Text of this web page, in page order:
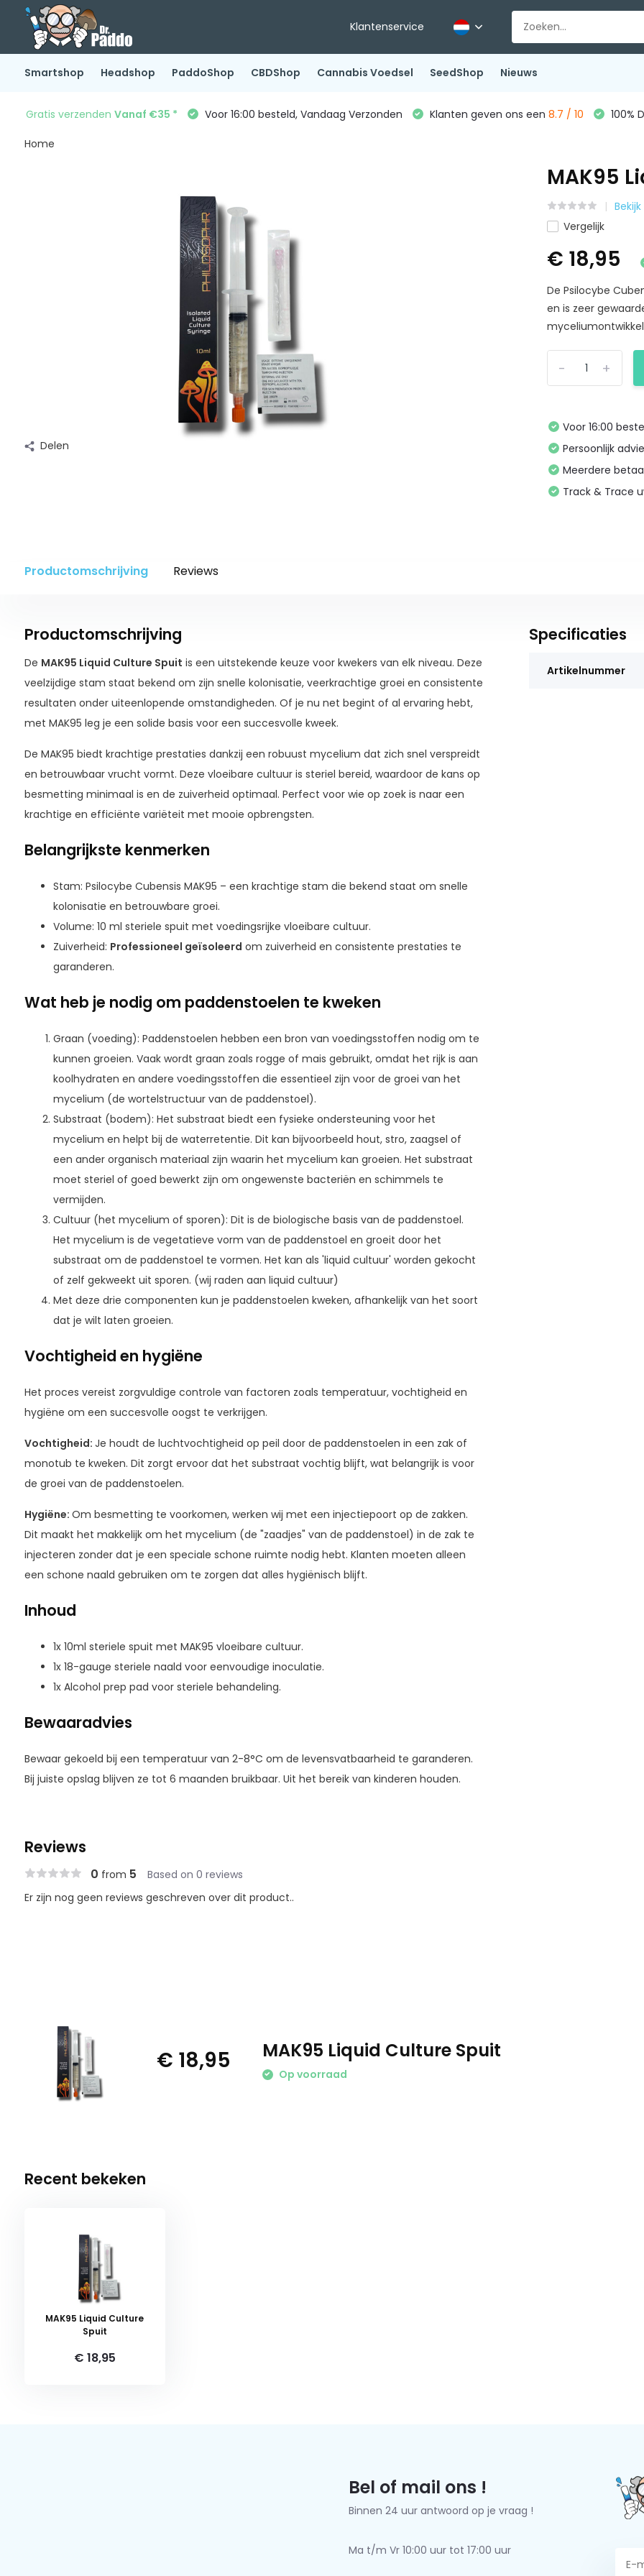
Klantenservice
Smartshop Headshop PaddoShop CBDShop Cannabis Voedsel SeedShop Nieuws
Gratis verzenden Vanaf €35 * Voor 16:00 besteld, Vandaag Verzonden Klanten geven ons een 8.7 / 10 100%
Home
Delen
MAK95
Vergelijk
€ 18,95
De Psilocybe
en is zeer
+
-
Voor 16:00
Persoonlijk
Meerdere
Track & Trace
Productomschrijving Reviews
Productomschrijving
De MAK95 Liquid Culture Spuit is een uitstekende keuze voor kwekers van elk niveau. Deze
veelzijdige stam staat bekend om zijn snelle kolonisatie, veerkrachtige groei en consistente
resultaten onder uiteenlopende omstandigheden. Of je nu net begint of al ervaring hebt,
met MAK95 leg je een solide basis voor een succesvolle kweek.
De MAK95 biedt krachtige prestaties dankzij een robuust mycelium dat zich snel verspreidt
en betrouwbaar vrucht vormt. Deze vloeibare cultuur is steriel bereid, waardoor de kans op
besmetting minimaal is en de zuiverheid optimaal. Perfect voor wie op zoek is naar een
krachtige en efficiënte variëteit met mooie opbrengsten.
Belangrijkste kenmerken
Stam: Psilocybe Cubensis MAK95 – een krachtige stam die bekend staat om snelle
kolonisatie en betrouwbare groei.
Volume: 10 ml steriele spuit met voedingsrijke vloeibare cultuur.
Zuiverheid: Professioneel geïsoleerd om zuiverheid en consistente prestaties te
garanderen.
Wat heb je nodig om paddenstoelen te kweken
Graan (voeding): Paddenstoelen hebben een bron van voedingsstoffen nodig om te
kunnen groeien. Vaak wordt graan zoals rogge of mais gebruikt, omdat het rijk is aan
koolhydraten en andere voedingsstoffen die essentieel zijn voor de groei van het
mycelium (de wortelstructuur van de paddenstoel).
Substraat (bodem): Het substraat biedt een fysieke ondersteuning voor het
mycelium en helpt bij de waterretentie. Dit kan bijvoorbeeld hout, stro, zaagsel of
een ander organisch materiaal zijn waarin het mycelium kan groeien. Het substraat
moet steriel of goed bewerkt zijn om ongewenste bacteriën en schimmels te
vermijden.
Cultuur (het mycelium of sporen): Dit is de biologische basis van de paddenstoel.
Het mycelium is de vegetatieve vorm van de paddenstoel en groeit door het
substraat om de paddenstoel te vormen. Het kan als 'liquid cultuur' worden gekocht
of zelf gekweekt uit sporen. (wij raden aan liquid cultuur)
Met deze drie componenten kun je paddenstoelen kweken, afhankelijk van het soort
dat je wilt laten groeien.
Vochtigheid en hygiëne
Het proces vereist zorgvuldige controle van factoren zoals temperatuur, vochtigheid en
hygiëne om een succesvolle oogst te verkrijgen.
Vochtigheid: Je houdt de luchtvochtigheid op peil door de paddenstoelen in een zak of
monotub te kweken. Dit zorgt ervoor dat het substraat vochtig blijft, wat belangrijk is voor
de groei van de paddenstoelen.
Hygiëne: Om besmetting te voorkomen, werken wij met een injectiepoort op de zakken.
Dit maakt het makkelijk om het mycelium (de "zaadjes" van de paddenstoel) in de zak te
injecteren zonder dat je een speciale schone ruimte nodig hebt. Klanten moeten alleen
een schone naald gebruiken om te zorgen dat alles hygiënisch blijft.
Inhoud
1x 10ml steriele spuit met MAK95 vloeibare cultuur.
1x 18-gauge steriele naald voor eenvoudige inoculatie.
1x Alcohol prep pad voor steriele behandeling.
Bewaaradvies
Bewaar gekoeld bij een temperatuur van 2-8°C om de levensvatbaarheid te garanderen.
Bij juiste opslag blijven ze tot 6 maanden bruikbaar. Uit het bereik van kinderen houden.
Specificaties
Artikelnummer
Reviews
0 from 5 Based on 0 reviews
Er zijn nog geen reviews geschreven over dit product..
€ 18,95 MAK95 Liquid Culture Spuit
Op voorraad
Recent bekeken
MAK95 Liquid Culture
Spuit
€ 18,95
Bel of mail ons !
Binnen 24 uur antwoord op je vraag !
Ma t/m Vr 10:00 uur tot 17:00 uur